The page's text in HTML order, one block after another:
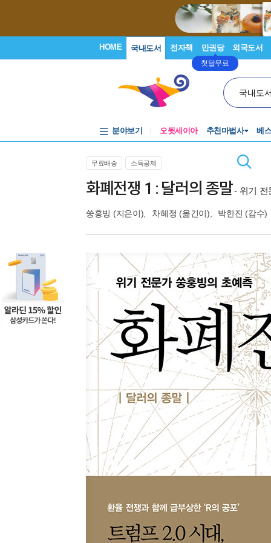
HOME 국내도서 전자책 만권당
첫달무료
외국도서
국내도
분야보기 오뒷세이아 추천마법사 베
무료배송 소득공제
화폐전쟁 1 : 달러의 종말- 위기 전
쑹훙빙 (지은이), 차혜정 (옮긴이), 박한진 (감수)